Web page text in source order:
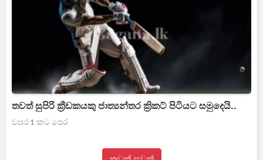
තවත් සුපිරි ක්‍රීඩකයකු ජාත්‍යන්තර ක්‍රිකට් පිටියට සමුදෙයි..
වසර 1 කට පෙර